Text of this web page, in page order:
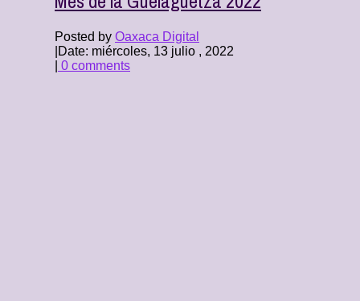
Posted by Oaxaca Digital
Date: miércoles, 13 julio , 2022
0 comments